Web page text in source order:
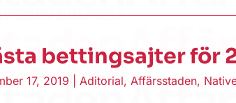
bettingsajter för
17, 2019 Aditorial, Affärsstaden,